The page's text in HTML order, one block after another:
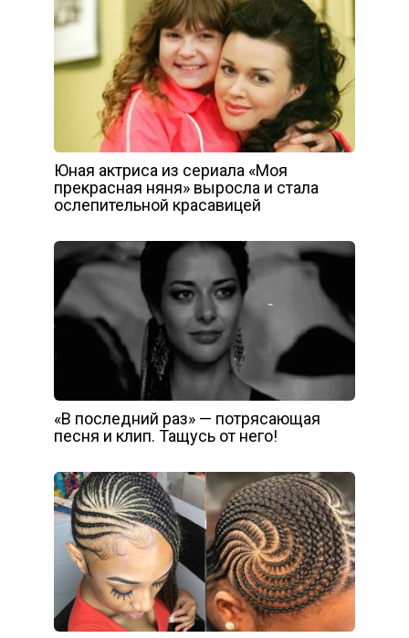
Юная актриса из сериала «Моя
прекрасная няня» выросла и стала
ослепительной красавицей
«В последний раз» — потрясающая
песня и клип. Тащусь от него!